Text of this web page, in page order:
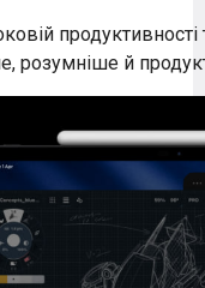
розумніше й